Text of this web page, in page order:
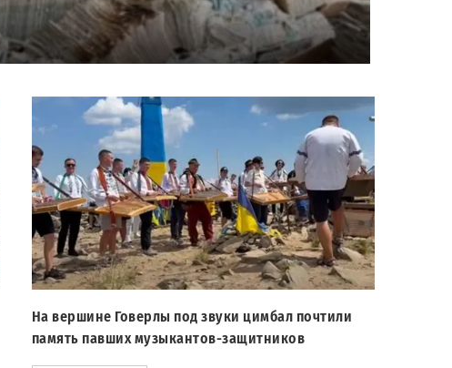
На вершине Говерлы под звуки цимбал почтили
память павших музыкантов-защитников